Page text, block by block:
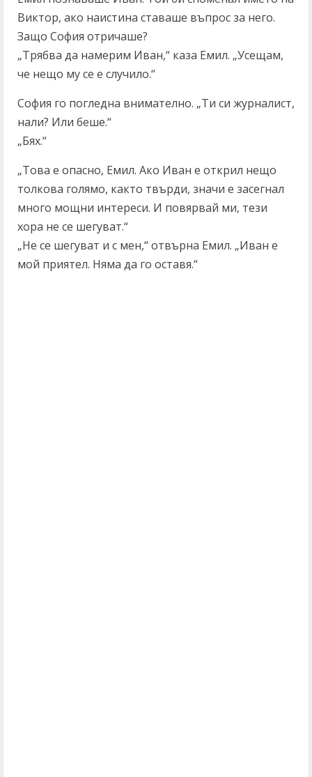
Виктор, ако наистина ставаше въпрос за него.
Защо София отричаше?
„Трябва да намерим Иван,“ каза Емил. „Усещам,
че нещо му се е случило.“
София го погледна внимателно. „Ти си журналист,
нали? Или беше.“
„Бях.“
„Това е опасно, Емил. Ако Иван е открил нещо
толкова голямо, както твърди, значи е засегнал
много мощни интереси. И повярвай ми, тези
хора не се шегуват.“
„Не се шегуват и с мен,“ отвърна Емил. „Иван е
мой приятел. Няма да го оставя.“